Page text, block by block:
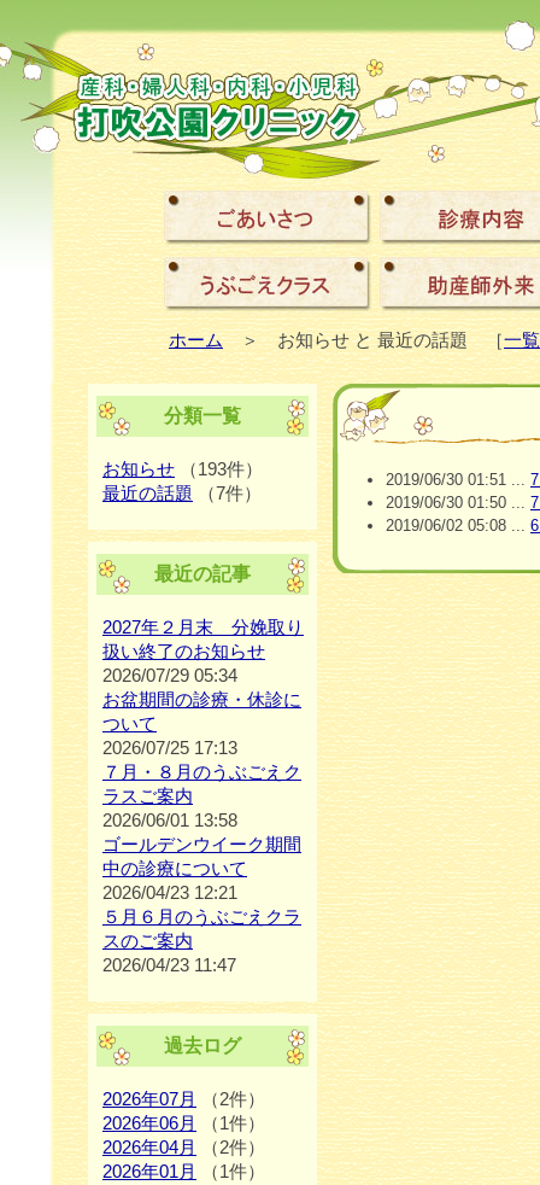
ホーム＞ お知らせ と 最近の話題 ［一
2019/06/30 01:51 ...
2019/06/30 01:50 ...
2019/06/02 05:08 ...
分類一覧
お知らせ （193件）
最近の話題
（7件）
最近の記事
2027年２月末 分娩取り
扱い終了のお知らせ
2026/07/29 05:34
お盆期間の診療・休診に
ついて
2026/07/25 17:13
７月・８月のうぶごえク
ラスご案内
2026/06/01 13:58
ゴールデンウイーク期間
中の診療について
2026/04/23 12:21
５月６月のうぶごえクラ
スのご案内
2026/04/23 11:47
過去ログ
2026年07月
（2件）
2026年06月
（1件）
2026年04月
（2件）
2026年01月
（1件）